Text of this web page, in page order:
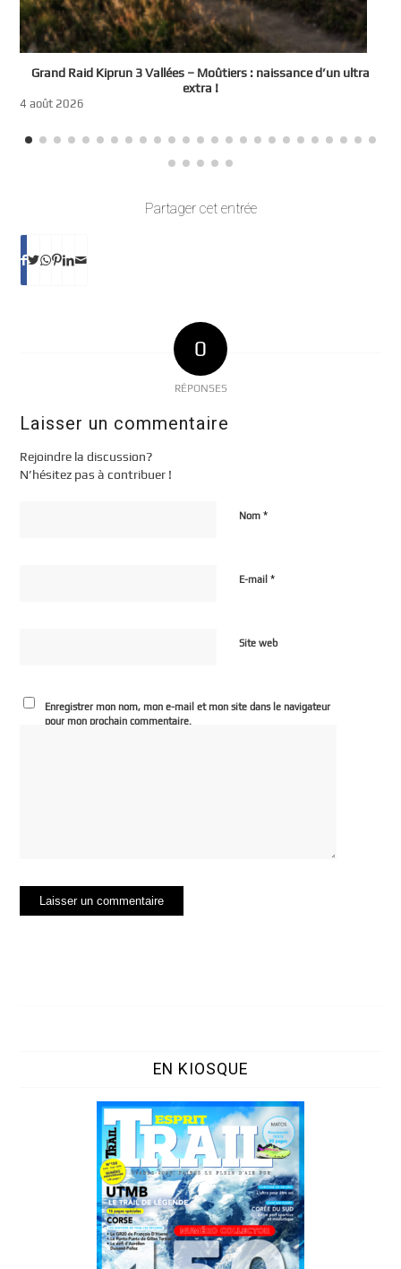
Grand Raid Kiprun 3 Vallées – Moûtiers : naissance d’un ultra
extra !
4 août 2026
Partager cet entrée
0
RÉPONSES
Laisser un commentaire
Rejoindre la discussion?
N’hésitez pas à contribuer !
Nom*
E-mail*
Site web
Enregistrer mon nom, mon e-mail et mon site dans le navigateur
pour mon prochain commentaire.
EN KIOSQUE